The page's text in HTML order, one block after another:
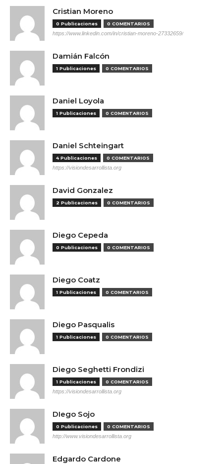
Cristian Moreno
0 Publicaciones 0 COMENTARIOS
https://www.linkedin.com/in/cristian-moreno-27332659/
Damián Falcón
1 Publicaciones 0 COMENTARIOS
Daniel Loyola
1 Publicaciones 0 COMENTARIOS
Daniel Schteingart
4 Publicaciones 0 COMENTARIOS
https://visiondesarrollista.org
David Gonzalez
2 Publicaciones 0 COMENTARIOS
Diego Cepeda
0 Publicaciones 0 COMENTARIOS
Diego Coatz
1 Publicaciones 0 COMENTARIOS
Diego Pasqualis
1 Publicaciones 0 COMENTARIOS
Diego Seghetti Frondizi
1 Publicaciones 0 COMENTARIOS
https://visiondesarrollista.org
DIego Sojo
0 Publicaciones 0 COMENTARIOS
http://www.visiondesarrollista.org
Edgardo Cardone